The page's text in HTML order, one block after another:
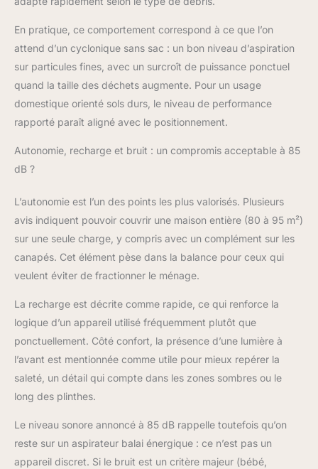
En pratique, ce comportement correspond à ce que l’on
attend d’un cyclonique sans sac : un bon niveau d’aspiration
sur particules fines, avec un surcroît de puissance ponctuel
quand la taille des déchets augmente. Pour un usage
domestique orienté sols durs, le niveau de performance
rapporté paraît aligné avec le positionnement.
Autonomie, recharge et bruit : un compromis acceptable à 85
dB ?
L’autonomie est l’un des points les plus valorisés. Plusieurs
avis indiquent pouvoir couvrir une maison entière (80 à 95 m²)
sur une seule charge, y compris avec un complément sur les
canapés. Cet élément pèse dans la balance pour ceux qui
veulent éviter de fractionner le ménage.
La recharge est décrite comme rapide, ce qui renforce la
logique d’un appareil utilisé fréquemment plutôt que
ponctuellement. Côté confort, la présence d’une lumière à
l’avant est mentionnée comme utile pour mieux repérer la
saleté, un détail qui compte dans les zones sombres ou le
long des plinthes.
Le niveau sonore annoncé à 85 dB rappelle toutefois qu’on
reste sur un aspirateur balai énergique : ce n’est pas un
appareil discret. Si le bruit est un critère majeur (bébé,